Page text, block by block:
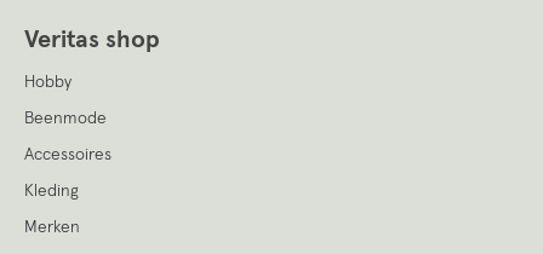
Veritas shop
Hobby
Beenmode
Accessoires
Kleding
Merken